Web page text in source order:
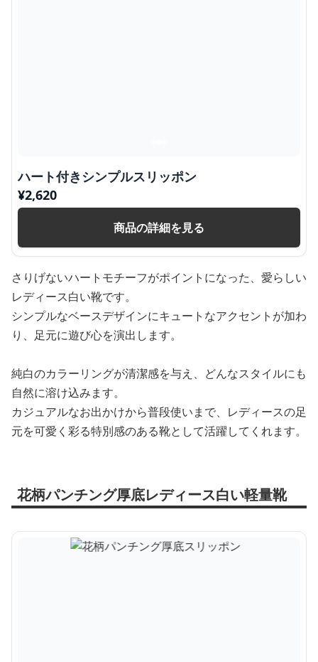
ハート付きシンプルスリッポン
¥2,620
商品の詳細を見る
さりげないハートモチーフがポイントになった、愛らしい
レディース白い靴です。
シンプルなベースデザインにキュートなアクセントが加わ
り、足元に遊び心を演出します。
純白のカラーリングが清潔感を与え、どんなスタイルにも
自然に溶け込みます。
カジュアルなお出かけから普段使いまで、レディースの足
元を可愛く彩る特別感のある靴として活躍してくれます。
花柄パンチング厚底レディース白い軽量靴